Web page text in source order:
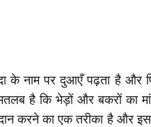
के नाम पर दुआएँ पढ़ता है और
मतलब है कि भेड़ों और बकरों का
करने का एक तरीका है और